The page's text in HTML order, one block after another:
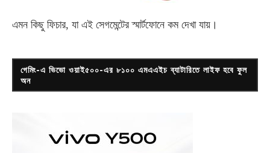
এমন কিছু ফিচার, যা এই সেগমেন্টের স্মার্টফোনে কম দেখা যায়।
গেমিং-এ ভিভো ওয়াই৫০০-এর ৮১০০ এমএএইচ ব্যাটারিতে লাইফ হবে ফুল
অন